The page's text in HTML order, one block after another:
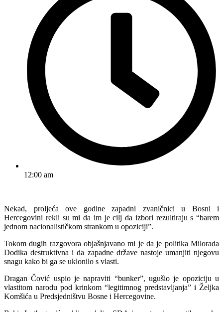
12:00 am
Nekad, proljeća ove godine zapadni zvaničnici u Bosni i
Hercegovini rekli su mi da im je cilj da izbori rezultiraju s “barem
jednom nacionalističkom strankom u opoziciji”.
Tokom dugih razgovora objašnjavano mi je da je politika Milorada
Dodika destruktivna i da zapadne države nastoje umanjiti njegovu
snagu kako bi ga se uklonilo s vlasti.
Dragan Čović uspio je napraviti “bunker”, ugušio je opoziciju u
vlastitom narodu pod krinkom “legitimnog predstavljanja” i Željka
Komšića u Predsjedništvu Bosne i Hercegovine.